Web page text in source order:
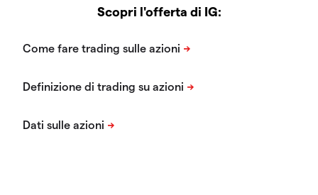
Scopri l'offerta di IG: